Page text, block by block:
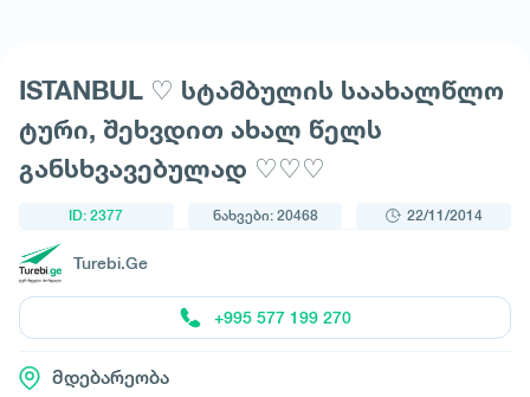
ISTANBUL ♡ სტამბულის საახალწლო
ტური, შეხვდით ახალ წელს
განსხვავებულად ♡♡♡
ID: 2377 ნახვები: 20468 22/11/2014
Turebi.Ge
+995 577 199 270
მდებარეობა